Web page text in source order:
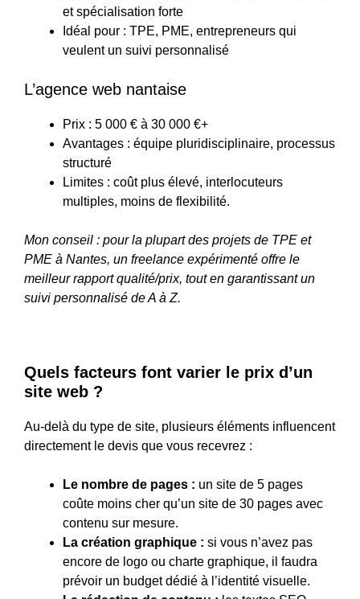
et spécialisation forte
Idéal pour : TPE, PME, entrepreneurs qui
veulent un suivi personnalisé
L’agence web nantaise
Prix : 5 000 € à 30 000 €+
Avantages : équipe pluridisciplinaire, processus
structuré
Limites : coût plus élevé, interlocuteurs
multiples, moins de flexibilité.
Mon conseil : pour la plupart des projets de TPE et
PME à Nantes, un freelance expérimenté offre le
meilleur rapport qualité/prix, tout en garantissant un
suivi personnalisé de A à Z.
Quels facteurs font varier le prix d’un
site web ?
Au-delà du type de site, plusieurs éléments influencent
directement le devis que vous recevrez :
Le nombre de pages : un site de 5 pages
coûte moins cher qu’un site de 30 pages avec
contenu sur mesure.
La création graphique : si vous n’avez pas
encore de logo ou charte graphique, il faudra
prévoir un budget dédié à l’identité visuelle.